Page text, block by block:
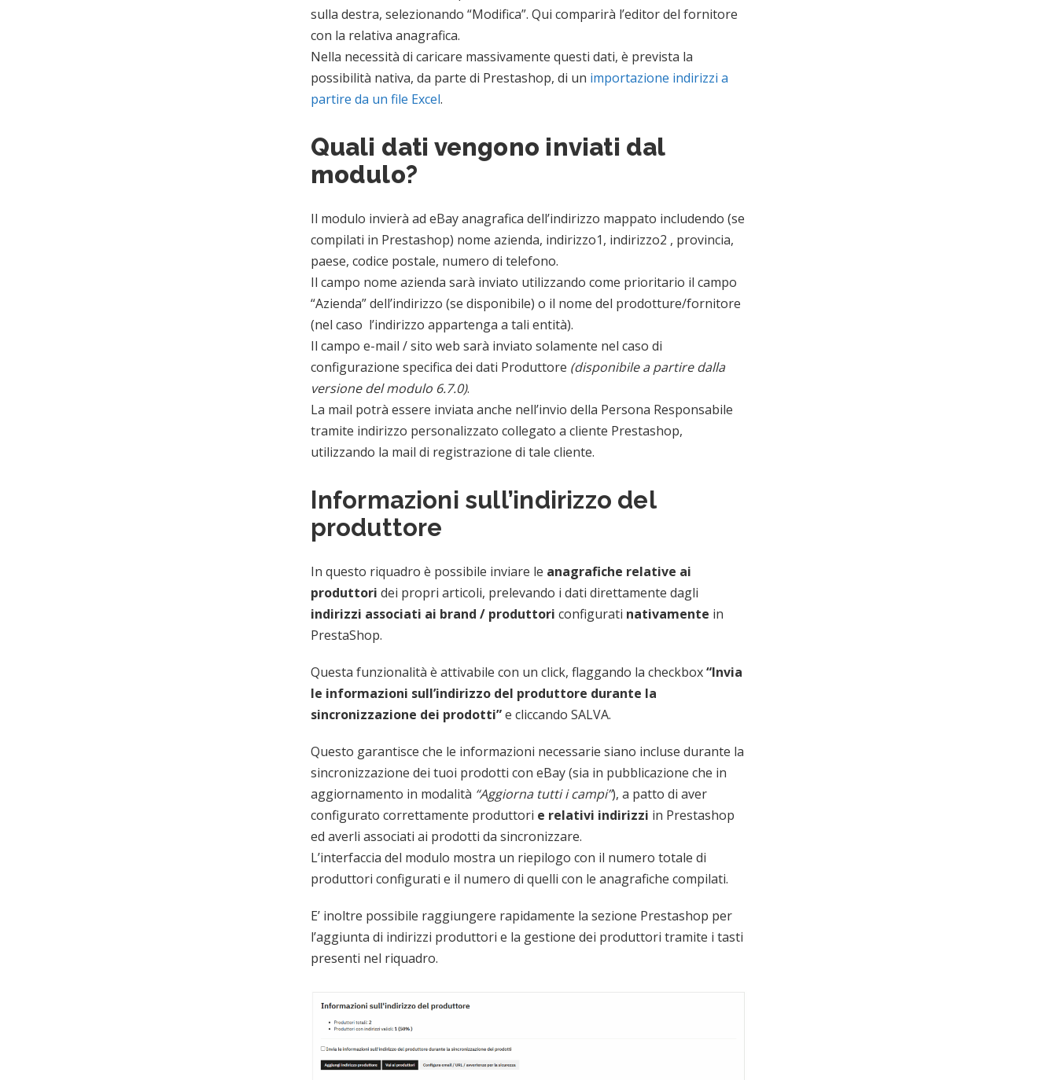
sulla destra, selezionando “Modifica”. Qui comparirà l’editor del fornitore
con la relativa anagrafica.
Nella necessità di caricare massivamente questi dati, è prevista la
possibilità nativa, da parte di Prestashop, di un importazione indirizzi a
partire da un file Excel.
Quali dati vengono inviati dal
modulo?
Il modulo invierà ad eBay anagrafica dell’indirizzo mappato includendo (se
compilati in Prestashop) nome azienda, indirizzo1, indirizzo2 , provincia,
paese, codice postale, numero di telefono.
Il campo nome azienda sarà inviato utilizzando come prioritario il campo
“Azienda” dell’indirizzo (se disponibile) o il nome del prodotture/fornitore
(nel caso l’indirizzo appartenga a tali entità).
Il campo e-mail / sito web sarà inviato solamente nel caso di
configurazione specifica dei dati Produttore (disponibile a partire dalla
versione del modulo 6.7.0).
La mail potrà essere inviata anche nell’invio della Persona Responsabile
tramite indirizzo personalizzato collegato a cliente Prestashop,
utilizzando la mail di registrazione di tale cliente.
Informazioni sull’indirizzo del
produttore
In questo riquadro è possibile inviare le anagrafiche relative ai
produttori dei propri articoli, prelevando i dati direttamente dagli
indirizzi associati ai brand / produttori configurati nativamente in
PrestaShop.
Questa funzionalità è attivabile con un click, flaggando la checkbox“Invia
le informazioni sull’indirizzo del produttore durante la
sincronizzazione dei prodotti”e cliccando SALVA.
Questo garantisce che le informazioni necessarie siano incluse durante la
sincronizzazione dei tuoi prodotti con eBay (sia in pubblicazione che in
aggiornamento in modalità “Aggiorna tutti i campi”), a patto di aver
configurato correttamente produttori e relativi indirizzi in Prestashop
ed averli associati ai prodotti da sincronizzare.
L’interfaccia del modulo mostra un riepilogo con il numero totale di
produttori configurati e il numero di quelli con le anagrafiche compilati.
E’ inoltre possibile raggiungere rapidamente la sezione Prestashop per
l’aggiunta di indirizzi produttori e la gestione dei produttori tramite i tasti
presenti nel riquadro.